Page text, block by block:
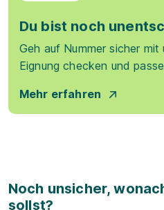
Du bist noch
Geh auf Nummer sicher
Eignung checken und
Mehr erfahren
Noch unsicher,
sollst?